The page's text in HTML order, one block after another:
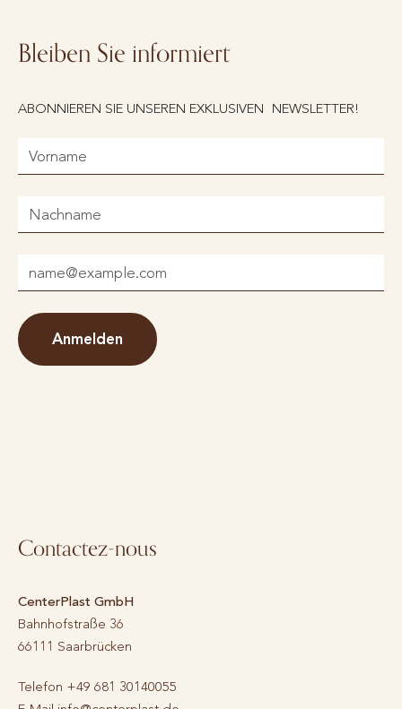
Bleiben Sie informiert
ABONNIEREN SIE UNSEREN EXKLUSIVEN NEWSLETTER!
Anmelden
Contactez-nous
CenterPlast GmbH
Bahnhofstraße 36
66111 Saarbrücken
Telefon +49 681 30140055